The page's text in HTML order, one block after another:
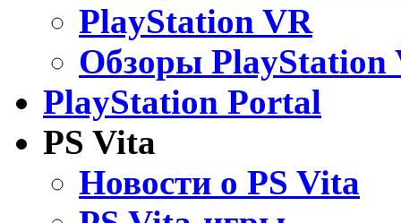
PlayStation VR
Обзоры PlayStation
PlayStation Portal
PS Vita
Новости о PS Vita